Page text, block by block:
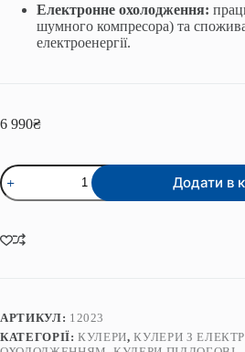
Електронне охолодження:
шумного компресора) та
електроенергії.
6 990₴
Кулер
для
води
X903-
FEC
Додати в
АРТИКУЛ: 12023
КАТЕГОРІЇ:КУЛЕРИ,КУЛЕРИ З